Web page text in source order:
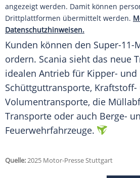
angezeigt werden. Damit können
Drittplattformen übermittelt werden.
Datenschutzhinweisen.
Kunden können den Super-11-
ordern. Scania sieht das neue
idealen Antrieb für Kipper- und
Schüttguttransporte, Kraftstoff-
Volumentransporte, die
Transporte oder auch Berge-
Feuerwehrfahrzeuge.
Quelle:2025 Motor-Presse Stuttgart